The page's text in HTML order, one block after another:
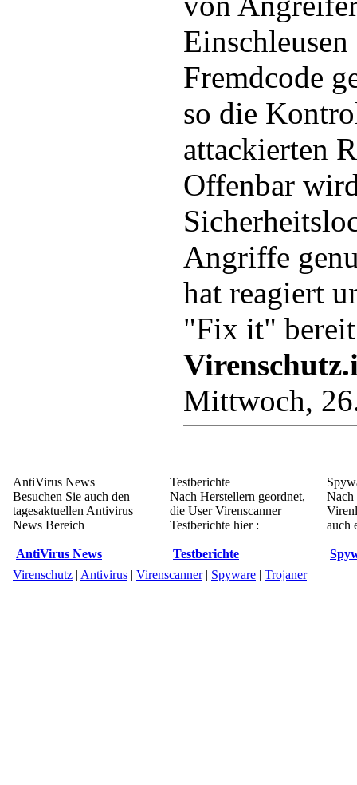
Fremdcode
so die
attackierten
Offenbar
Angriffe
hat reagiert
"Fix it"
Mittwoch,
AntiVirus News
Besuchen Sie auch den
tagesaktuellen Antivirus
News Bereich
AntiVirus News
Testberichte
Nach Herstellern geordnet,
die User Virenscanner
Testberichte hier :
Testberichte
Nach
auch
Virenschutz | Antivirus | Virenscanner| Spyware | Trojaner